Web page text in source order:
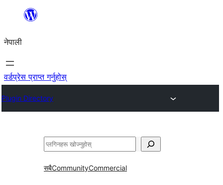
सामग्रीमा
नेपाली
वर्डप्रेस प्राप्त गर्नुहोस्
Plugin Directory
खोज्नुहोस्
सबैCommunityCommercial